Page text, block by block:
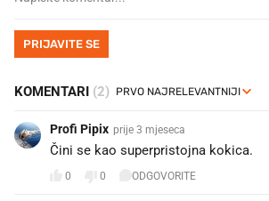
PRIJAVITE SE
KOMENTARI (2)
Profi Pipix prije 3 mjeseca
Čini se kao superpristojna kokica.
0 0 ODGOVORITE